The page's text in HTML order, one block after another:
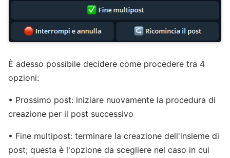
È adesso possibile decidere come procedere tra 4
opzioni:
• Prossimo post: iniziare nuovamente la procedura di
creazione per il post successivo
• Fine multipost: terminare la creazione dell'insieme di
post; questa è l'opzione da scegliere nel caso in cui